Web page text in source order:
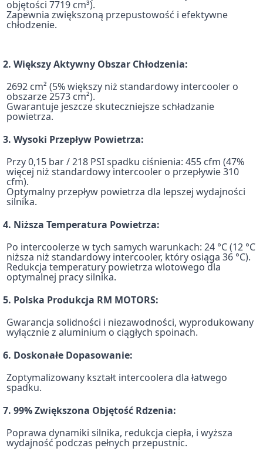
objętości 7719 cm³).
Zapewnia zwiększoną przepustowość i efektywne
chłodzenie.
2. Większy Aktywny Obszar Chłodzenia:
2692 cm² (5% większy niż standardowy intercooler o
obszarze 2573 cm²).
Gwarantuje jeszcze skuteczniejsze schładzanie
powietrza.
3. Wysoki Przepływ Powietrza:
Przy 0,15 bar / 218 PSI spadku ciśnienia: 455 cfm (47%
więcej niż standardowy intercooler o przepływie 310
cfm).
Optymalny przepływ powietrza dla lepszej wydajności
silnika.
4. Niższa Temperatura Powietrza:
Po intercoolerze w tych samych warunkach: 24 °C (12 °C
niższa niż standardowy intercooler, który osiąga 36 °C).
Redukcja temperatury powietrza wlotowego dla
optymalnej pracy silnika.
5. Polska Produkcja RM MOTORS:
Gwarancja solidności i niezawodności, wyprodukowany
wyłącznie z aluminium o ciągłych spoinach.
6. Doskonałe Dopasowanie:
Zoptymalizowany kształt intercoolera dla łatwego
spadku.
7. 99% Zwiększona Objętość Rdzenia:
Poprawa dynamiki silnika, redukcja ciepła, i wyższa
wydajność podczas pełnych przepustnic.